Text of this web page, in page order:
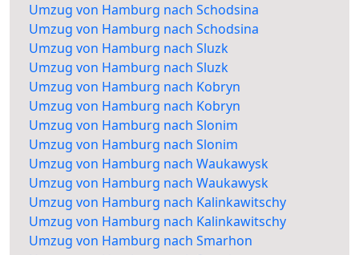
Umzug von Hamburg nach Schodsina
Umzug von Hamburg nach Schodsina
Umzug von Hamburg nach Sluzk
Umzug von Hamburg nach Sluzk
Umzug von Hamburg nach Kobryn
Umzug von Hamburg nach Kobryn
Umzug von Hamburg nach Slonim
Umzug von Hamburg nach Slonim
Umzug von Hamburg nach Waukawysk
Umzug von Hamburg nach Waukawysk
Umzug von Hamburg nach Kalinkawitschy
Umzug von Hamburg nach Kalinkawitschy
Umzug von Hamburg nach Smarhon